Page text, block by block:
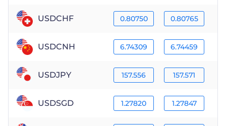
USDCHF 0.80750 0.80765
USDCNH 6.74309 6.74459
USDJPY 157.556 157.571
USDSGD 1.27820 1.27847